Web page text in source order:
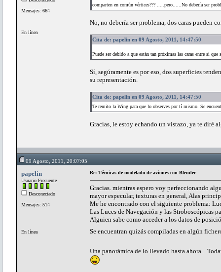
Mensajes: 664
En línea
comparten en común vértices??? .....pero......No debería ser
No, no debería ser problema, dos caras pueden
Cita de: papelin en 09 Agosto, 2011, 14:47:50
Puede ser debido a que están tan próximas las caras entre si
Sí, segúramente es por eso, dos superficies
su representación.
Cita de: papelin en 09 Agosto, 2011, 14:47:50
Te remito la Wing para que lo observes por tí mismo. Se
Gracias, le estoy echando un vistazo, ya te diré
09 Agosto, 2011, 20:07:05
papelin
Usuario Frecuente
Desconectado
Mensajes: 514
En línea
Re: Técnicas de modelado de aviones con Blender
Gracias. mientras espero voy perfeccionando
mayor especular, texturas en general, Alas
Me he encontrado con el siguiente problema:
Las Luces de Navegación y las Stroboscópicas
Alguien sabe como acceder a los datos de
Se encuentran quizás compiladas en algún
Una panorámica de lo llevado hasta ahora...